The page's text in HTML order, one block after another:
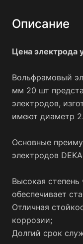
Описание
Цена электрода
Вольфрамовый
мм 20 шт
электродов,
имеют диаметр
Основные
электродов
Высокая степень
обеспечивает
Отличная
коррозии;
Долгий срок